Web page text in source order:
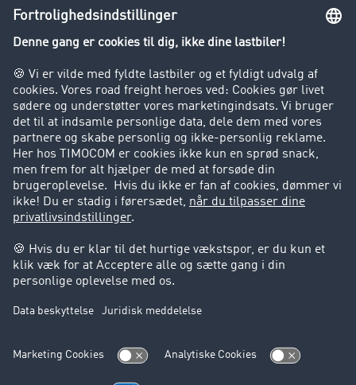
Lastbilkørsel forbudt
Kunder hverver kunder
Success Stories
Support
Support
Juridiske forhold
Kolofon
Brugerbetingelser